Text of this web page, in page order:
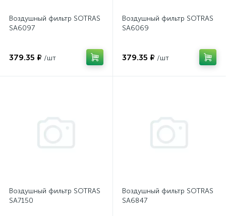
Воздушный фильтр SOTRAS
SA6097
379.35 ₽ /шт
Воздушный фильтр SOTRAS
SA6069
379.35 ₽ /шт
Воздушный фильтр SOTRAS
SA7150
Воздушный фильтр SOTRAS
SA6847